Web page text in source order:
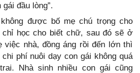
đầu lòng”.
được bố mẹ chú trọng cho
học cho biết chữ, sau đó sẽ ở
việc nhà, đồng áng rồi đến lớn thì
phí nuôi dạy con gái không quá
Nhà sinh nhiều con gái cũng